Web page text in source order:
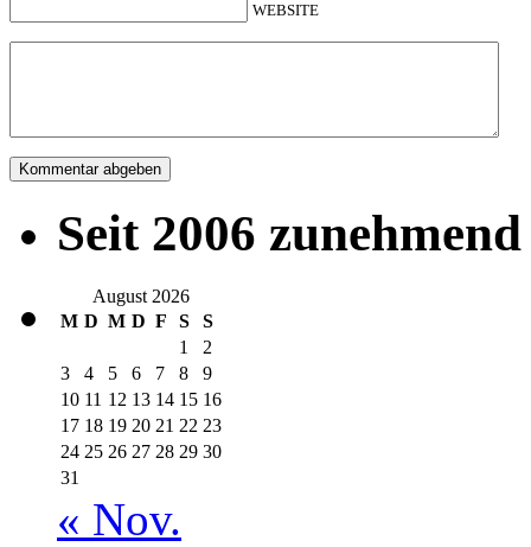
WEBSITE
Seit 2006
August 2026
M D M D F S
S
1
2
3
4 5 6 7 8
9
10 11 12 13 14 15 16
17 18 19 20 21 22 23
24 25 26 27 28 29 30
31
« Nov.